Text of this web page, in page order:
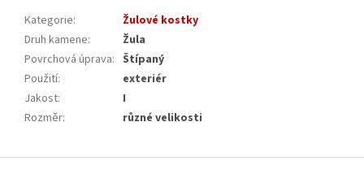
Kategorie:
Žulové kostky
Druh kamene:
Žula
Povrchová úprava: Štípaný
Použití:
exteriér
Jakost:
I
Rozměr: různé velikosti